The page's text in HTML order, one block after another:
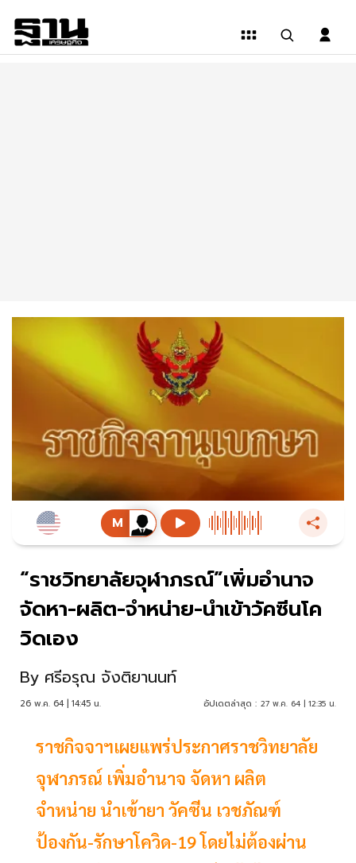
“ราชวิทยาลัยจุฬาภรณ์”เพิ่มอำนาจ
จัดหา-ผลิต-จำหน่าย-นำเข้าวัคซีนโค
วิดเอง
By ศรีอรุณ จังติยานนท์
26 พ.ค. 64 | 14:45 น. อัปเดตล่าสุด : 27 พ.ค. 64 | 12:35 น.
ราชกิจจาฯเผยแพร่ประกาศราชวิทยาลัย
จุฬาภรณ์ เพิ่มอำนาจ จัดหา ผลิต
จำหน่าย นำเข้ายา วัคซีน เวชภัณฑ์
ป้องกัน-รักษาโควิด-19 โดยไม่ต้องผ่าน